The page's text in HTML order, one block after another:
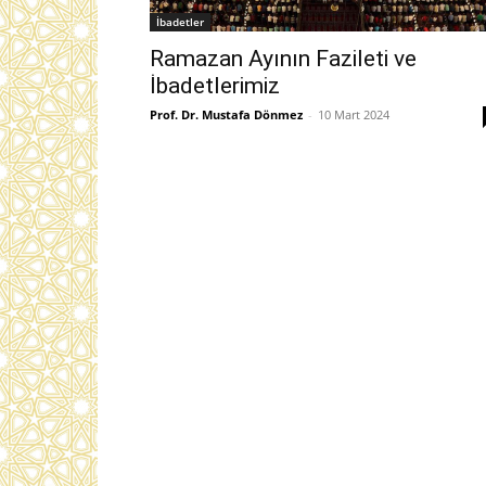
İbadetler
Ramazan Ayının Fazileti ve
İbadetlerimiz
Prof. Dr. Mustafa Dönmez - 10 Mart 2024